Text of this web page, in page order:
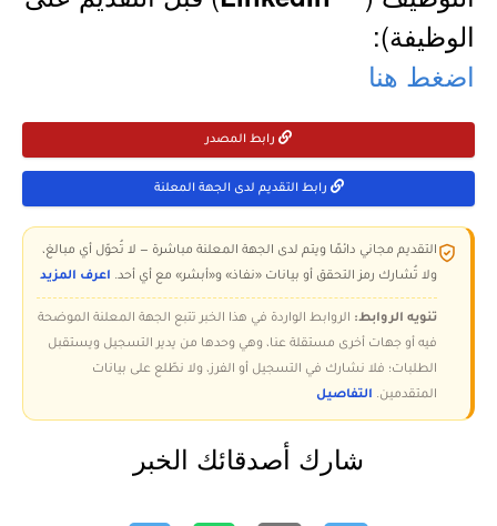
الوظيفة):
اضغط هنا
رابط المصدر
رابط التقديم لدى الجهة المعلنة
التقديم مجاني دائمًا ويتم لدى الجهة المعلنة مباشرة — لا تُحوّل أي مبالغ،
ولا تُشارك رمز التحقق أو بيانات «نفاذ» و«أبشر» مع أي أحد. اعرف المزيد
تنويه الروابط: الروابط الواردة في هذا الخبر تتبع الجهة المعلنة الموضحة
فيه أو جهات أخرى مستقلة عنا، وهي وحدها من يدير التسجيل ويستقبل
الطلبات؛ فلا نشارك في التسجيل أو الفرز، ولا نطّلع على بيانات
المتقدمين. التفاصيل
شارك أصدقائك الخبر